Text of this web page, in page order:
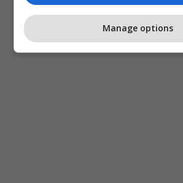
Manage options